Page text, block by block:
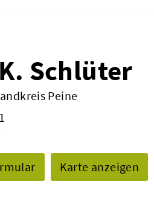
Schlüter
Peine
Karte anzeigen